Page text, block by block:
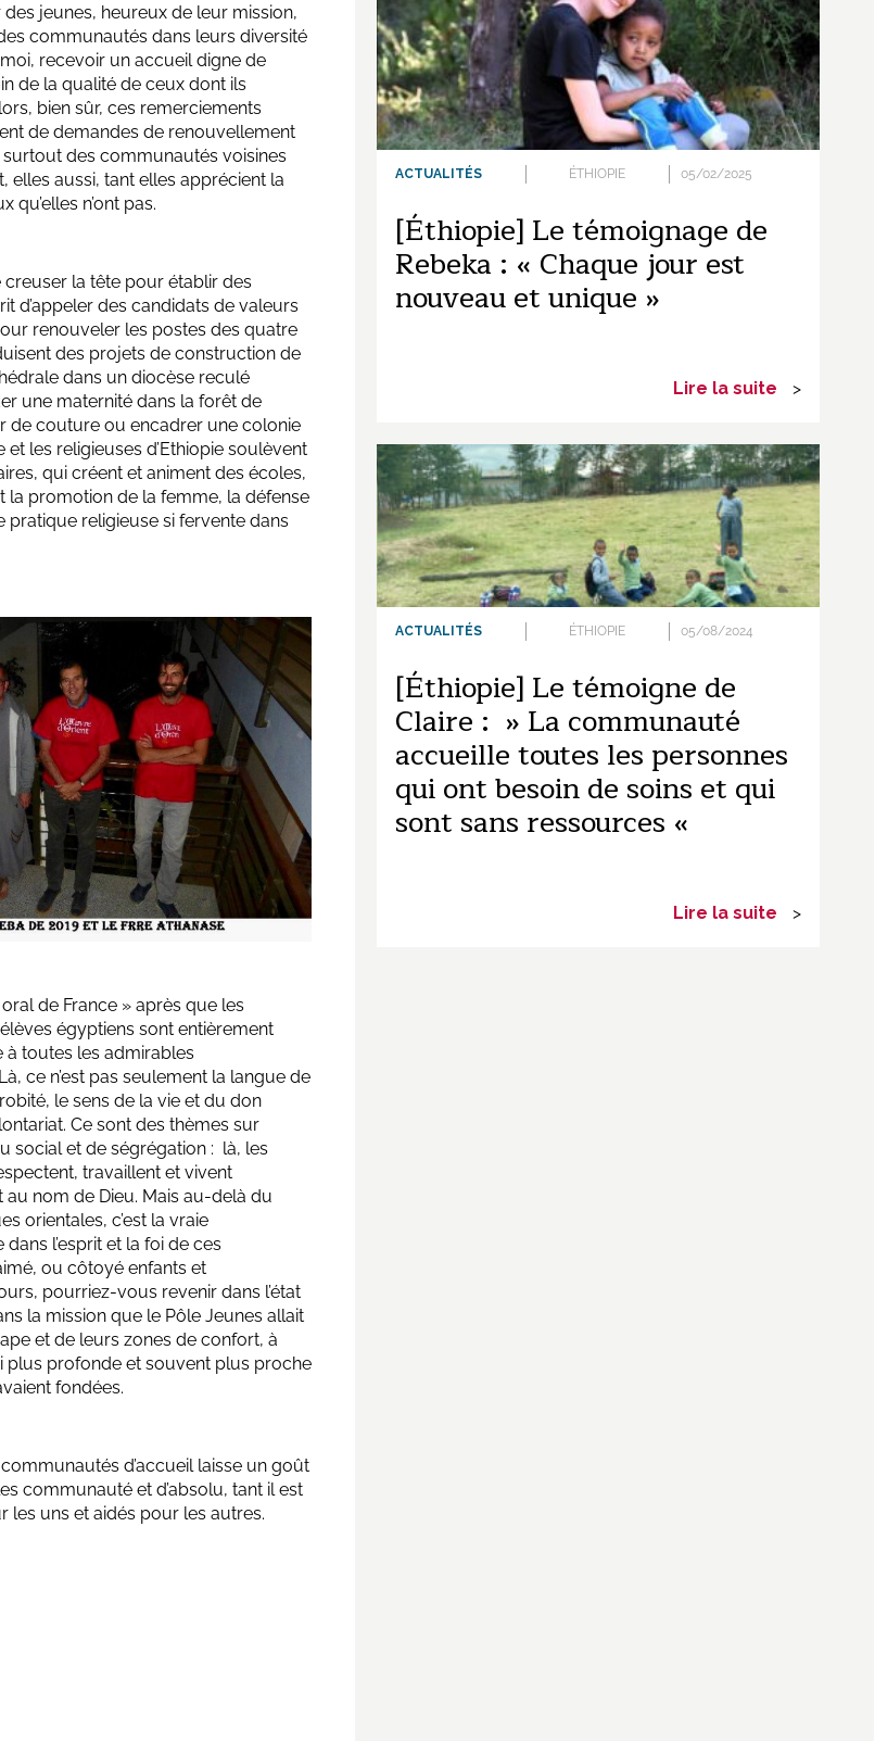
jeunes, heureux de leur mission,
communautés dans leurs diversité
recevoir un accueil digne de
de la qualité de ceux dont ils
bien sûr, ces remerciements
de demandes de renouvellement
des communautés voisines
elles aussi, tant elles apprécient la
qu’elles n’ont pas.
creuser la tête pour établir des
d’appeler des candidats de valeurs
renouveler les postes des quatre
des projets de construction de
dans un diocèse reculé
une maternité dans la forêt de
de couture ou encadrer une colonie
les religieuses d’Ethiopie soulèvent
qui créent et animent des écoles,
la promotion de la femme, la défense
pratique religieuse si fervente dans
de France » après que les
égyptiens sont entièrement
toutes les admirables
ce n’est pas seulement la langue de
le sens de la vie et du don
Ce sont des thèmes sur
social et de ségrégation : là, les
travaillent et vivent
au nom de Dieu. Mais au-delà du
orientales, c’est la vraie
l’esprit et la foi de ces
ou côtoyé enfants et
pourriez-vous revenir dans l’état
la mission que le Pôle Jeunes allait
et de leurs zones de confort, à
plus profonde et souvent plus proche
fondées.
d’accueil laisse un goût
communauté et d’absolu, tant il est
les uns et aidés pour les autres.
ACTUALITÉS ÉTHIOPIE 05/02/2025
[Éthiopie] Le témoignage de
Rebeka : « Chaque jour est
nouveau et unique »
Lire la suite >
ACTUALITÉS ÉTHIOPIE 05/08/2024
[Éthiopie] Le témoigne de
Claire : » La communauté
accueille toutes les personnes
qui ont besoin de soins et qui
sont sans ressources «
Lire la suite >